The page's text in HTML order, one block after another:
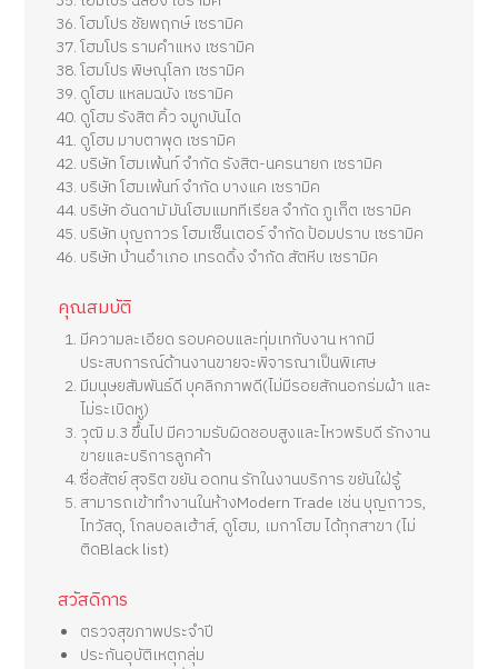
โฮมโปร ชัยพฤกษ์ เซรามิค
โฮมโปร รามคำแหง เซรามิค
โฮมโปร พิษณุโลก เซรามิค
ดูโฮม แหลมฉบัง เซรามิค
ดูโฮม รังสิต คิ้ว จมูกบันได
ดูโฮม มาบตาพุด เซรามิค
บริษัท โฮมเพ้นท์ จำกัด รังสิต-นครนายก เซรามิค
บริษัท โฮมเพ้นท์ จำกัด บางแค เซรามิค
บริษัท อันดามั มันโฮมแมททีเรียล จำกัด ภูเก็ต เซรามิค
บริษัท บุญถาวร โฮมเซ็นเตอร์ จำกัด ป้อมปราบ เซรามิค
บริษัท บ้านอำเภอ เทรดดิ้ง จำกัด สัตหีบ เซรามิค
คุณสมบัติ
มีความละเอียด รอบคอบและทุ่มเทกับงาน หากมี
ประสบการณ์ด้านงานขายจะพิจารณาเป็นพิเศษ
มีมนุษยสัมพันธ์ดี บุคลิกภาพดี(ไม่มีรอยสักนอกร่มผ้า และ
ไม่ระเบิดหู)
วุฒิ ม.3 ขึ้นไป มีความรับผิดชอบสูงและไหวพริบดี รักงาน
ขายและบริการลูกค้า
ซื่อสัตย์ สุจริต ขยัน อดทน รักในงานบริการ ขยันใฝ่รู้
สามารถเข้าทำงานในห้างModern Trade เช่น บุญถาวร,
ไทวัสดุ, โกลบอลเฮ้าส์, ดูโฮม, เมกาโฮม ได้ทุกสาขา (ไม่
ติดBlack list)
สวัสดิการ
ตรวจสุขภาพประจำปี
ประกันอุบัติเหตุกลุ่ม